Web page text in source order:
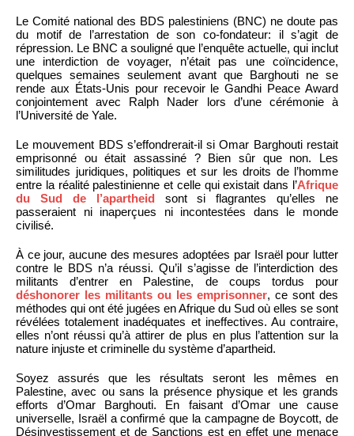
Le Comité national des BDS palestiniens (BNC) ne doute pas
du motif de l’arrestation de son co-fondateur: il s’agit de
répression. Le BNC a souligné que l’enquête actuelle, qui inclut
une interdiction de voyager, n’était pas une coïncidence,
quelques semaines seulement avant que Barghouti ne se
rende aux États-Unis pour recevoir le Gandhi Peace Award
conjointement avec Ralph Nader lors d’une cérémonie à
l’Université de Yale.
Le mouvement BDS s’effondrerait-il si Omar Barghouti restait
emprisonné ou était assassiné ? Bien sûr que non. Les
similitudes juridiques, politiques et sur les droits de l’homme
entre la réalité palestinienne et celle qui existait dans l’Afrique
du Sud de l’apartheid sont si flagrantes qu’elles ne
passeraient ni inaperçues ni incontestées dans le monde
civilisé.
À ce jour, aucune des mesures adoptées par Israël pour lutter
contre le BDS n’a réussi. Qu’il s’agisse de l’interdiction des
militants d’entrer en Palestine, de coups tordus pour
déshonorer les militants ou les emprisonner, ce sont des
méthodes qui ont été jugées en Afrique du Sud où elles se sont
révélées totalement inadéquates et ineffectives. Au contraire,
elles n’ont réussi qu’à attirer de plus en plus l’attention sur la
nature injuste et criminelle du système d’apartheid.
Soyez assurés que les résultats seront les mêmes en
Palestine, avec ou sans la présence physique et les grands
efforts d’Omar Barghouti. En faisant d’Omar une cause
universelle, Israël a confirmé que la campagne de Boycott, de
Désinvestissement et de Sanctions est en effet une menace